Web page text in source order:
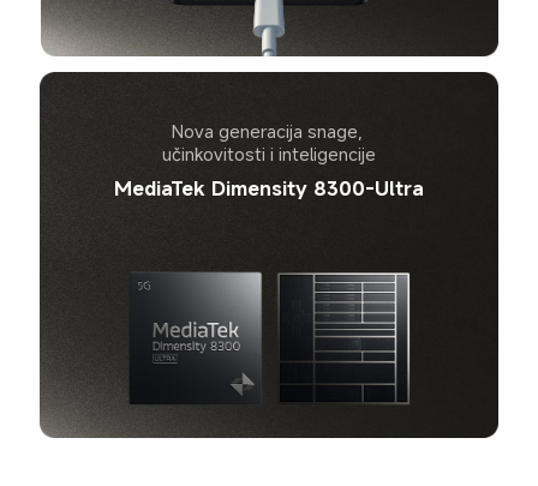
Nova generacija snage,
učinkovitosti i inteligencije
MediaTek Dimensity 8300-Ultra